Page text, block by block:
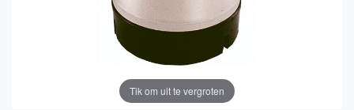
Tik om uit te vergroten